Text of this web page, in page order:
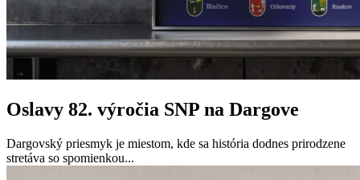
Oslavy 82. výročia SNP na Dargove
Dargovský priesmyk je miestom, kde sa história dodnes prirodzene
stretáva so spomienkou...